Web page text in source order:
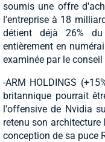
soumis une offre
l'entreprise à 18
détient déjà 26%
entièrement en
examinée par le
-ARM HOLDINGS
britannique pourrait
l'offensive de Nvidia
retenu son
conception de sa puce